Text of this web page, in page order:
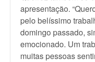
apresentação.
pelo belíssimo
domingo passado,
emocionado. Um
muitas pessoas